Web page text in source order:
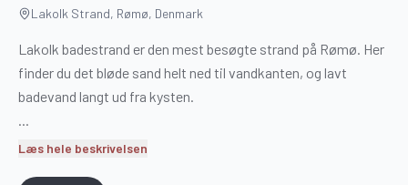
Lakolk Strand, Rømø, Denmark
Lakolk badestrand er den mest besøgte strand på Rømø. Her
finder du det bløde sand helt ned til vandkanten, og lavt
badevand langt ud fra kysten.
...
Læs hele beskrivelsen